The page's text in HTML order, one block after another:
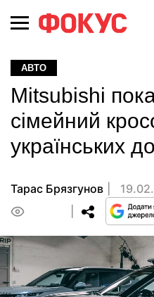
АВТО
Mitsubishi
сімейний
українських
Тарас Брязгунов